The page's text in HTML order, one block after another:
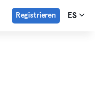
Registrieren ES